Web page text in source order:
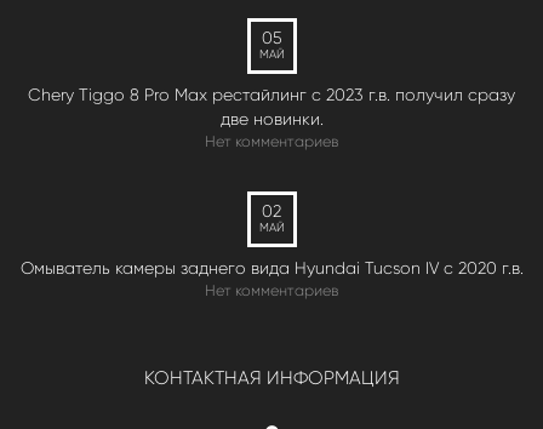
05
МАЙ
Chery Tiggo 8 Pro Max рестайлинг с 2023 г.в. получил сразу
две новинки.
Нет комментариев
02
МАЙ
Омыватель камеры заднего вида Hyundai Tucson IV c 2020 г.в.
Нет комментариев
КОНТАКТНАЯ ИНФОРМАЦИЯ